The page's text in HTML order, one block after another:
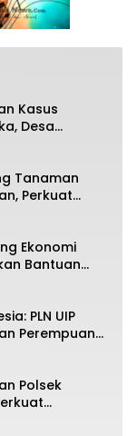
Kasus
Desa
Tanaman
Perkuat
Nasional
Ekonomi
Bantuan
Genjah Asal
PLN UIP
Perempuan
Polsek
Harga